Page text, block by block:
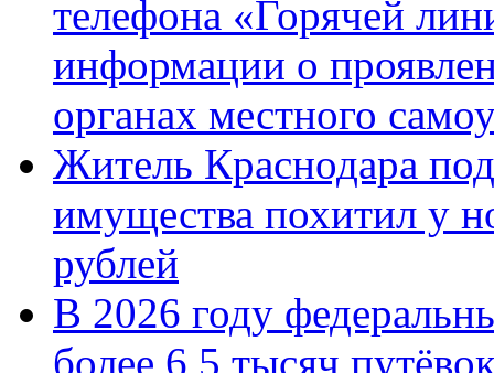
телефона «Горячей
информации о
органах местного
Житель Краснодара
имущества похитил у
рублей
В 2026 году
более 6,5 тысяч